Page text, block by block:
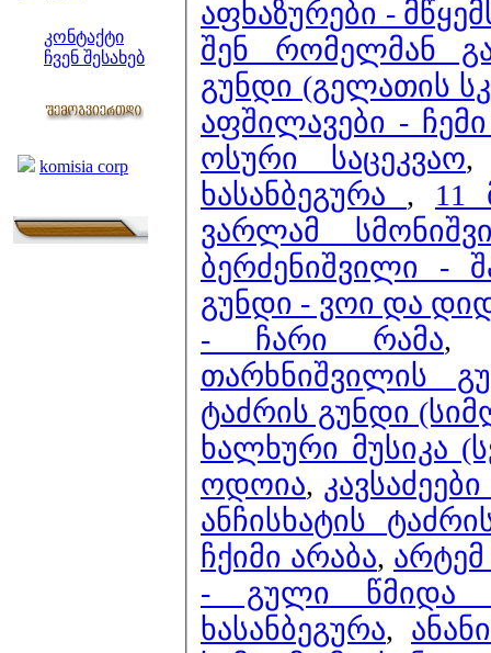
კონტაქტი
ჩვენ შესახებ
komisia corp
აფხაზურები -
შენ რომელმან
გუნდი (გელათის
აფშილავები -
ოსური საცეკვაო
ხასანბეგურა , 11
ვარლამ
ბერძენიშვილი -
გუნდი - ვოი და
- ჩარი რამა
თარხნიშვილის
ტაძრის გუნდი
ხალხური მუსიკა
ოდოია,
ანჩისხატის
ჩქიმი არაბა,
- გული წმიდა
ხასანბეგურა,